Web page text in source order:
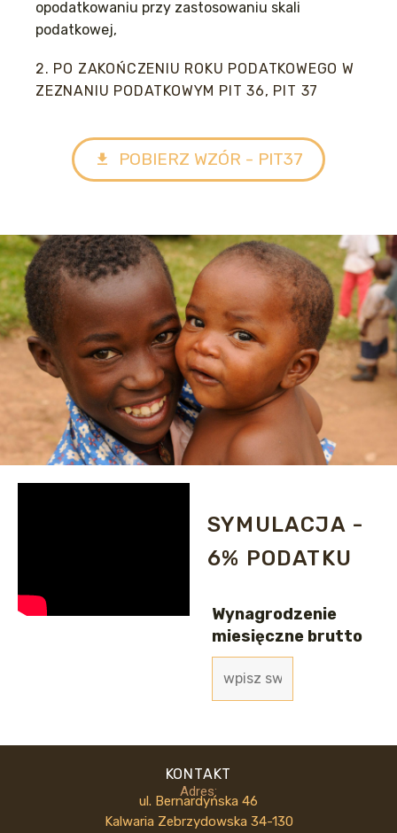
opodatkowaniu przy zastosowaniu skali
podatkowej,
2. PO ZAKOŃCZENIU ROKU PODATKOWEGO W
ZEZNANIU PODATKOWYM PIT 36, PIT 37
POBIERZ WZÓR - PIT37
SYMULACJA -
6% PODATKU
Wynagrodzenie
miesięczne brutto
KONTAKT
Adres:
ul. Bernardyńska 46
Kalwaria Zebrzydowska 34-130